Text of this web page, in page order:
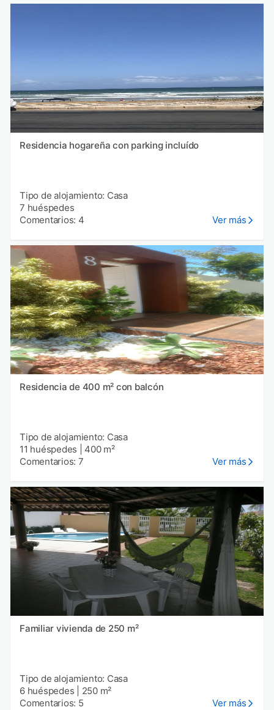
Residencia hogareña con parking incluído
Tipo de alojamiento: Casa
7 huéspedes
Comentarios: 4
Ver más
Residencia de 400 m² con balcón
Tipo de alojamiento: Casa
11 huéspedes
400 m²
Comentarios: 7
Ver más
Familiar vivienda de 250 m²
Tipo de alojamiento: Casa
6 huéspedes
250 m²
Comentarios: 5
Ver más